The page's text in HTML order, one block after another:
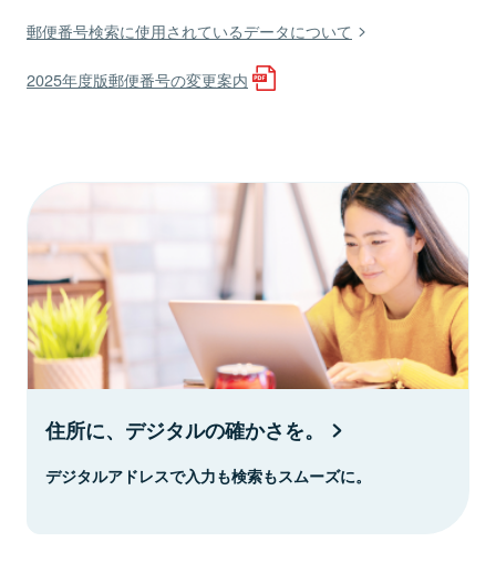
郵便番号検索に使用されているデータについて
2025年度版郵便番号の変更案内
住所に、デジタルの確かさを。
デジタルアドレスで入力も検索もスムーズに。